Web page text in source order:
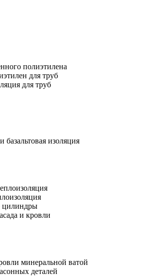
полиэтилена
для труб
для труб
базальтовая изоляция
цилиндры
и кровли
минеральной ватой
деталей